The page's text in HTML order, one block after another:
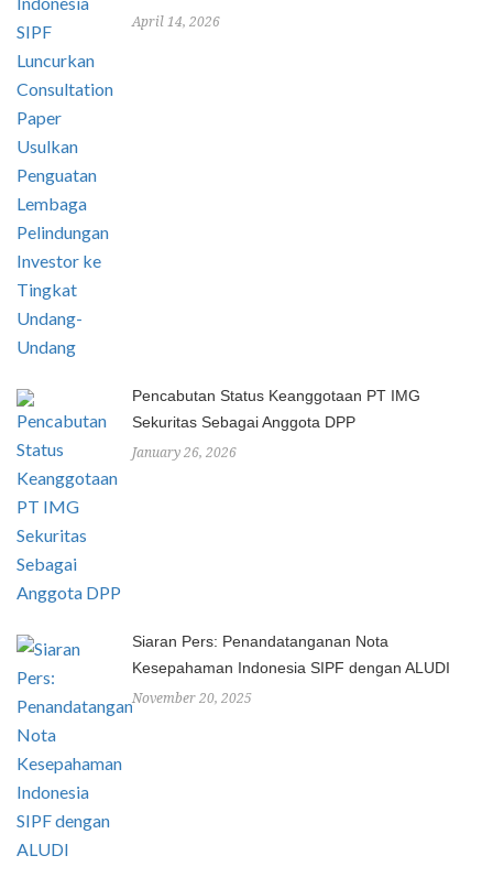
April 14, 2026
Pencabutan Status Keanggotaan PT IMG
Sekuritas Sebagai Anggota DPP
January 26, 2026
Siaran Pers: Penandatanganan Nota
Kesepahaman Indonesia SIPF dengan ALUDI
November 20, 2025